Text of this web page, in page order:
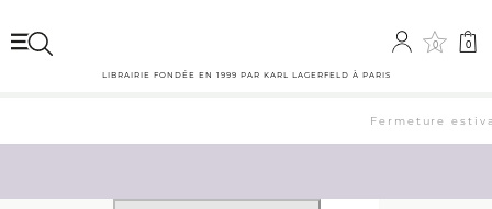
0 0
LIBRAIRIE FONDÉE EN 1999 PAR KARL LAGERFELD À PARIS
Fermeture